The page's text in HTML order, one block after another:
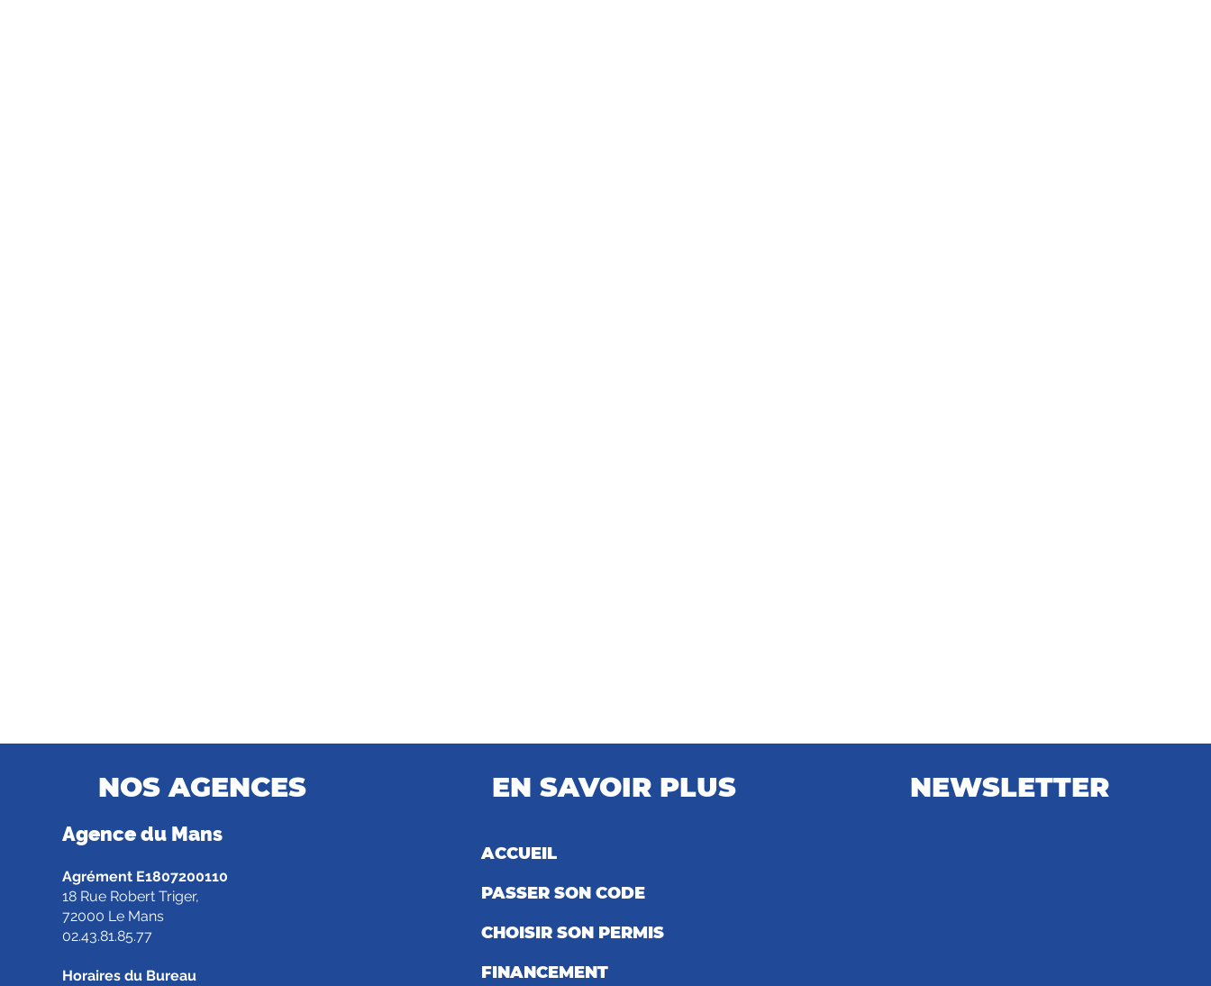
NOS AGENCES
Agence du Mans
Agrément E1807200110
18 Rue Robert Triger,
72000 Le Mans
02.43.81.85.77
Horaires du Bureau
EN SAVOIR PLUS
ACCUEIL
PASSER SON CODE
CHOISIR SON PERMIS
FINANCEMENT
NEWSLETTER